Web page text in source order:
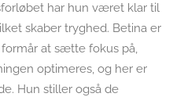
har hun været klar til
skaber tryghed. Betina er
at sætte fokus på,
optimeres, og her er
Hun stiller også de